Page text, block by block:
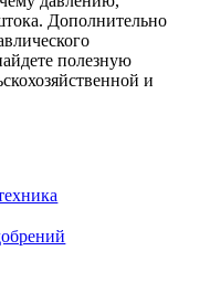
Дополнительно
полезную
и